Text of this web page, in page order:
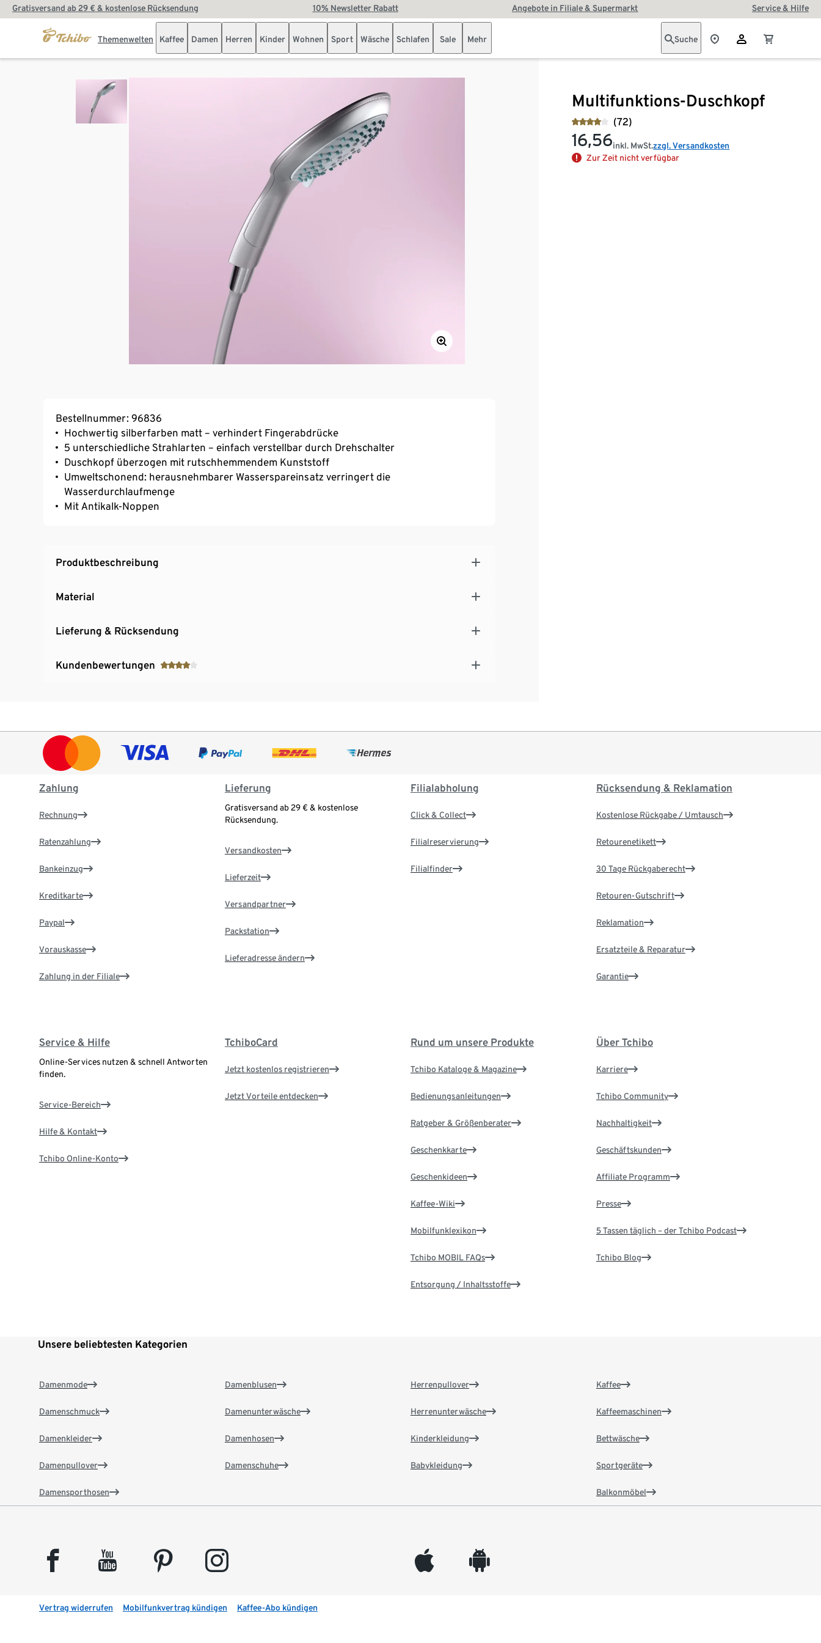
Gratisversand ab 29 € & kostenlose Rücksendung 10% Newsletter Rabatt Angebote in Filiale & Supermarkt Service & Hilfe
Themenwelten Kaffee Damen Herren Kinder Wohnen Sport Wäsche Schlafen Sale Mehr Suche
Multifunktions-Duschkopf
(72)
16,56inkl. MwSt.zzgl. Versandkosten
Zur Zeit nicht verfügbar
Bestellnummer: 96836
Hochwertig silberfarben matt – verhindert Fingerabdrücke
5 unterschiedliche Strahlarten – einfach verstellbar durch Drehschalter
Duschkopf überzogen mit rutschhemmendem Kunststoff
Umweltschonend: herausnehmbarer Wasserspareinsatz verringert die
Wasserdurchlaufmenge
Mit Antikalk-Noppen
Produktbeschreibung
Material
Lieferung & Rücksendung
Kundenbewertungen
Zahlung
Rechnung
Ratenzahlung
Bankeinzug
Kreditkarte
Paypal
Vorauskasse
Zahlung in der Filiale
Lieferung
Gratisversand ab 29 € & kostenlose
Rücksendung.
Versandkosten
Lieferzeit
Versandpartner
Packstation
Lieferadresse ändern
Filialabholung
Click & Collect
Filialreservierung
Filialfinder
Rücksendung & Reklamation
Kostenlose Rückgabe / Umtausch
Retourenetikett
30 Tage Rückgaberecht
Retouren-Gutschrift
Reklamation
Ersatzteile & Reparatur
Garantie
Service & Hilfe
Online-Services nutzen & schnell Antworten
finden.
Service-Bereich
Hilfe & Kontakt
Tchibo Online-Konto
TchiboCard
Jetzt kostenlos registrieren
Jetzt Vorteile entdecken
Rund um unsere Produkte
Tchibo Kataloge & Magazine
Bedienungsanleitungen
Ratgeber & Größenberater
Geschenkkarte
Geschenkideen
Kaffee-Wiki
Mobilfunklexikon
Tchibo MOBIL FAQs
Entsorgung / Inhaltsstoffe
Über Tchibo
Karriere
Tchibo Community
Nachhaltigkeit
Geschäftskunden
Affiliate Programm
Presse
5 Tassen täglich – der Tchibo Podcast
Tchibo Blog
Unsere beliebtesten Kategorien
Damenmode
Damenschmuck
Damenkleider
Damenpullover
Damensporthosen
Damenblusen
Damenunterwäsche
Damenhosen
Damenschuhe
Herrenpullover
Herrenunterwäsche
Kinderkleidung
Babykleidung
Kaffee
Kaffeemaschinen
Bettwäsche
Sportgeräte
Balkonmöbel
facebook youtube pinterest instagram appleinc android
Vertrag widerrufen Mobilfunkvertrag kündigen Kaffee-Abo kündigen